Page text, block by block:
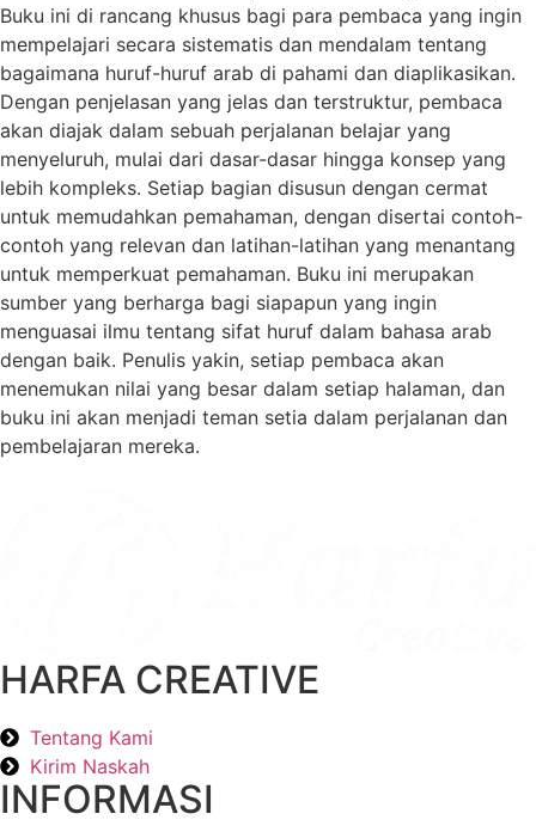
Buku ini di rancang khusus bagi para pembaca yang ingin
mempelajari secara sistematis dan mendalam tentang
bagaimana huruf-huruf arab di pahami dan diaplikasikan.
Dengan penjelasan yang jelas dan terstruktur, pembaca
akan diajak dalam sebuah perjalanan belajar yang
menyeluruh, mulai dari dasar-dasar hingga konsep yang
lebih kompleks. Setiap bagian disusun dengan cermat
untuk memudahkan pemahaman, dengan disertai contoh-
contoh yang relevan dan latihan-latihan yang menantang
untuk memperkuat pemahaman. Buku ini merupakan
sumber yang berharga bagi siapapun yang ingin
menguasai ilmu tentang sifat huruf dalam bahasa arab
dengan baik. Penulis yakin, setiap pembaca akan
menemukan nilai yang besar dalam setiap halaman, dan
buku ini akan menjadi teman setia dalam perjalanan dan
pembelajaran mereka.
HARFA CREATIVE
Tentang Kami
Kirim Naskah
INFORMASI